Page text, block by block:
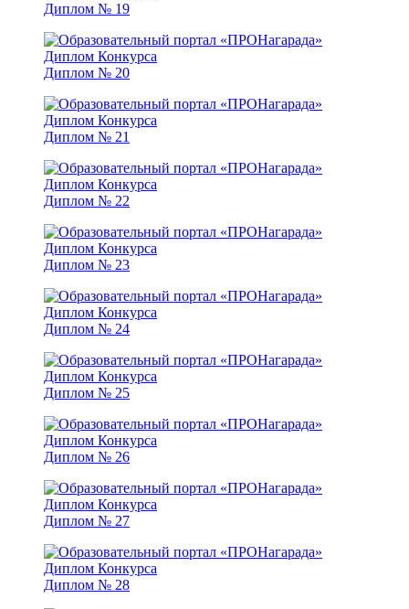
Диплом № 19
Диплом № 20
Диплом № 21
Диплом № 22
Диплом № 23
Диплом № 24
Диплом № 25
Диплом № 26
Диплом № 27
Диплом № 28